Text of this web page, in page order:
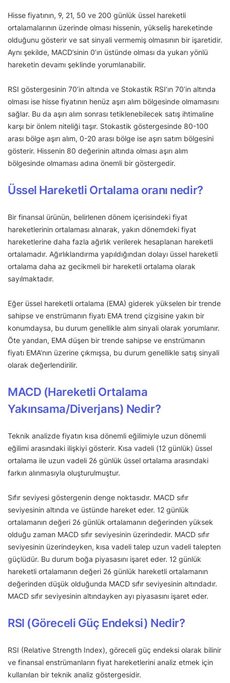
Hisse fiyatının, 9, 21, 50 ve 200 günlük üssel hareketli
ortalamalarının üzerinde olması hissenin, yükseliş hareketinde
olduğunu gösterir ve sat sinyali vermemiş olmasının bir işaretidir.
Aynı şekilde, MACD’sinin 0’ın üstünde olması da yukarı yönlü
hareketin devamı şeklinde yorumlanabilir.
RSI göstergesinin 70’in altında ve Stokastik RSI’ın 70’in altında
olması ise hisse fiyatının henüz aşırı alım bölgesinde olmamasını
sağlar. Bu da aşırı alım sonrası tetiklenebilecek satış ihtimaline
karşı bir önlem niteliği taşır. Stokastik göstergesinde 80-100
arası bölge aşırı alım, 0-20 arası bölge ise aşırı satım bölgesini
gösterir. Hissenin 80 değerinin altında olması aşırı alım
bölgesinde olmaması adına önemli bir göstergedir.
Üssel Hareketli Ortalama oranı nedir?
Bir finansal ürünün, belirlenen dönem içerisindeki fiyat
hareketlerinin ortalaması alınarak, yakın dönemdeki fiyat
hareketlerine daha fazla ağırlık verilerek hesaplanan hareketli
ortalamadır. Ağırlıklandırma yapıldığından dolayı üssel hareketli
ortalama daha az gecikmeli bir hareketli ortalama olarak
sayılmaktadır.
Eğer üssel hareketli ortalama (EMA) giderek yükselen bir trende
sahipse ve enstrümanın fiyatı EMA trend çizgisine yakın bir
konumdaysa, bu durum genellikle alım sinyali olarak yorumlanır.
Öte yandan, EMA düşen bir trende sahipse ve enstrümanın
fiyatı EMA’nın üzerine çıkmışsa, bu durum genellikle satış sinyali
olarak değerlendirilir.
MACD (Hareketli Ortalama
Yakınsama/Diverjans) Nedir?
Teknik analizde fiyatın kısa dönemli eğilimiyle uzun dönemli
eğilimi arasındaki ilişkiyi gösterir. Kısa vadeli (12 günlük) üssel
ortalama ile uzun vadeli 26 günlük üssel ortalama arasındaki
farkın alınmasıyla oluşturulmuştur.
Sıfır seviyesi göstergenin denge noktasıdır. MACD sıfır
seviyesinin altında ve üstünde hareket eder. 12 günlük
ortalamanın değeri 26 günlük ortalamanın değerinden yüksek
olduğu zaman MACD sıfır seviyesinin üzerindedir. MACD sıfır
seviyesinin üzerindeyken, kısa vadeli talep uzun vadeli talepten
güçlüdür. Bu durum boğa piyasasını işaret eder. 12 günlük
hareketli ortalamanın değeri 26 günlük hareketli ortalamanın
değerinden düşük olduğunda MACD sıfır seviyesinin altındadır.
MACD sıfır seviyesinin altındayken ayı piyasasını işaret eder.
RSI (Göreceli Güç Endeksi) Nedir?
RSI (Relative Strength Index), göreceli güç endeksi olarak bilinir
ve finansal enstrümanların fiyat hareketlerini analiz etmek için
kullanılan bir teknik analiz göstergesidir.